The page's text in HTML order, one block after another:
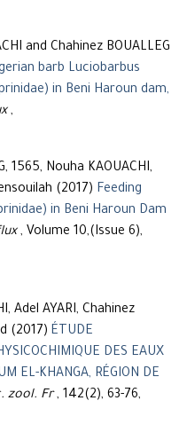
and Chahinez BOUALLEG
barb Luciobarbus
in Beni Haroun dam,
,
1565, Nouha KAOUACHI,
(2017) Feeding
in Beni Haroun Dam
, Volume 10,(Issue 6),
Adel AYARI, Chahinez
(2017) ÉTUDE
DES EAUX
EL-KHANGA, RÉGION DE
zool. Fr, 142(2), 63-76,